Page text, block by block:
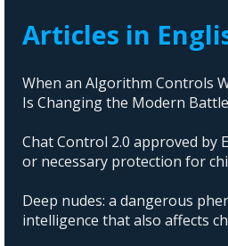
Articles in
When an Algorithm Controls
Is Changing the Modern
Chat Control 2.0 approved by
or necessary protection for
Deep nudes: a dangerous
intelligence that also affects